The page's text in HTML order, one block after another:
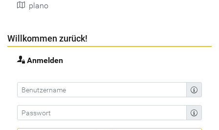
plano
Willkommen zurück!
Anmelden